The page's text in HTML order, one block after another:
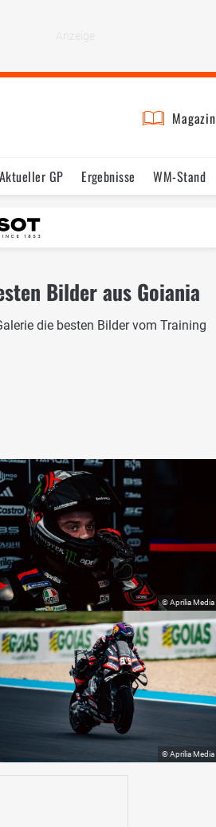
Magazin
Aktueller GP Ergebnisse WM-Stand
Reglement
Bilder aus Goiania
die besten Bilder vom Training